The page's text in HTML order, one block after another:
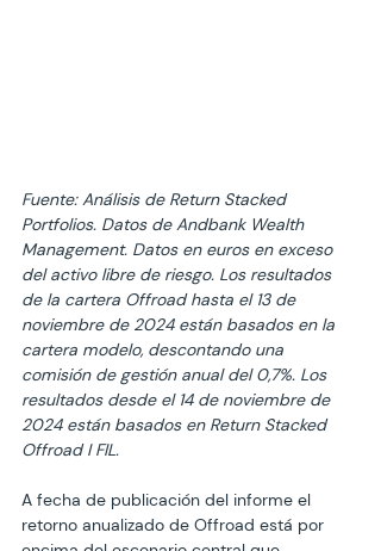
Fuente: Análisis de Return Stacked
Portfolios. Datos de Andbank Wealth
Management. Datos en euros en exceso
del activo libre de riesgo. Los resultados
de la cartera Offroad hasta el 13 de
noviembre de 2024 están basados en la
cartera modelo, descontando una
comisión de gestión anual del 0,7%. Los
resultados desde el 14 de noviembre de
2024 están basados en Return Stacked
Offroad I FIL.
A fecha de publicación del informe el
retorno anualizado de Offroad está por